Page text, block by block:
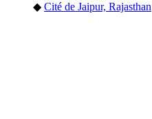
◆ Cité de Jaipur, Rajasthan